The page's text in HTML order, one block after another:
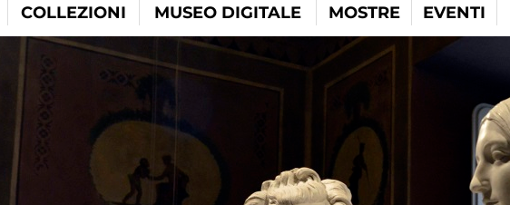
COLLEZIONI MUSEO DIGITALE MOSTRE EVENTI